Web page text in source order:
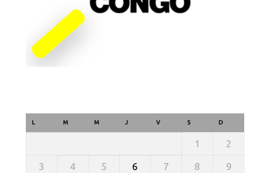
L M M J V S D
1 2
3 4 5 6 7 8 9